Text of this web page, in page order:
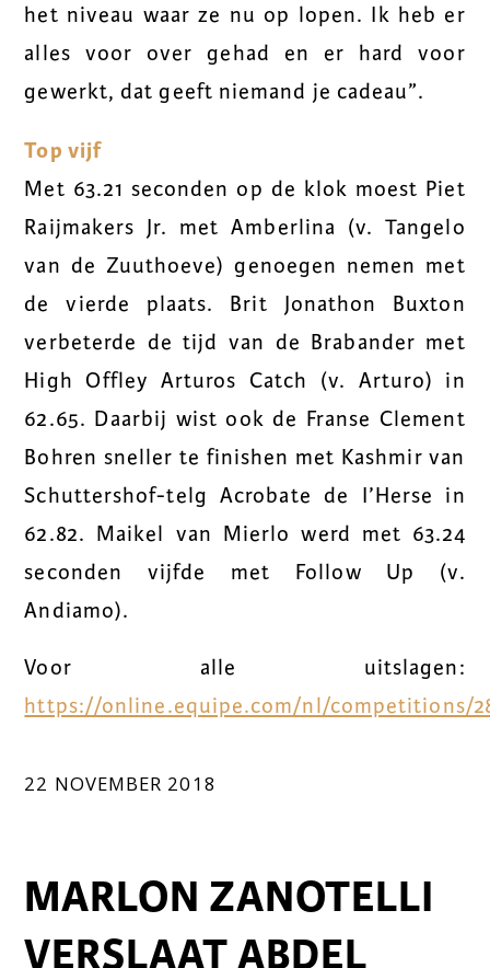
het niveau waar ze nu op lopen. Ik heb er
alles voor over gehad en er hard voor
gewerkt, dat geeft niemand je cadeau”.
Top vijf
Met 63.21 seconden op de klok moest Piet
Raijmakers Jr. met Amberlina (v. Tangelo
van de Zuuthoeve) genoegen nemen met
de vierde plaats. Brit Jonathon Buxton
verbeterde de tijd van de Brabander met
High Offley Arturos Catch (v. Arturo) in
62.65. Daarbij wist ook de Franse Clement
Bohren sneller te finishen met Kashmir van
Schuttershof-telg Acrobate de I’Herse in
62.82. Maikel van Mierlo werd met 63.24
seconden vijfde met Follow Up (v.
Andiamo).
Voor alle uitslagen:
https://online.equipe.com/nl/competitions/
22 NOVEMBER 2018
MARLON ZANOTELLI
VERSLAAT ABDEL